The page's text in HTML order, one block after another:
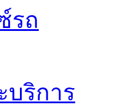
รถ
บริการ